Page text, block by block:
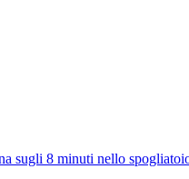
sugli 8 minuti nello